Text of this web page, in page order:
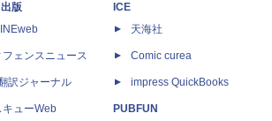
版
フェンスニュース
訳ジャーナル
キューWeb
ICE
天海社
Comic curea
impress QuickBooks
PUBFUN